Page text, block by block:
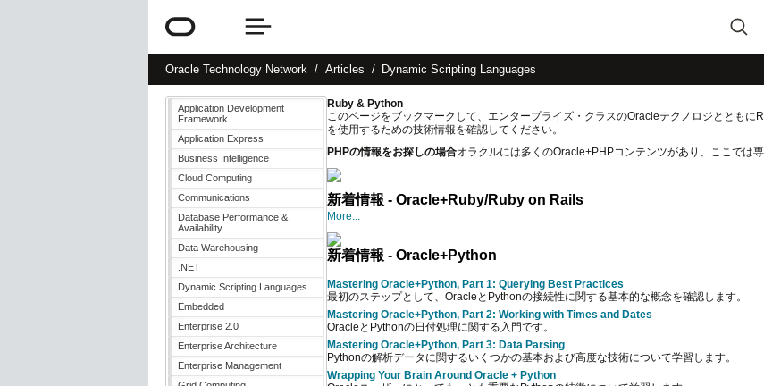
Type 2 or more
characters for results.
Oracle Technology Network Articles Dynamic Scripting Languages
Application Development
Framework
Application Express
Business Intelligence
Cloud Computing
Communications
Database Performance &
Availability
Data Warehousing
.NET
Dynamic Scripting Languages
Embedded
Enterprise 2.0
Enterprise Architecture
Enterprise Management
Ruby & Python
このページをブックマークして、エンタープライズ・クラスのOracleテクノロジととも
を使用するための技術情報を確認してください。
PHPの情報をお探しの場合オラクルには多くのOracle+PHPコンテンツがあり、ここでは
新着情報 - Oracle+Ruby/Ruby on Rails
More...
新着情報 - Oracle+Python
Mastering Oracle+Python, Part 1: Querying Best Practices
最初のステップとして、OracleとPythonの接続性に関する基本的な概念を確認します。
Mastering Oracle+Python, Part 2: Working with Times and Dates
OracleとPythonの日付処理に関する入門です。
Mastering Oracle+Python, Part 3: Data Parsing
Pythonの解析データに関するいくつかの基本および高度な技術について学習します。
Wrapping Your Brain Around Oracle + Python